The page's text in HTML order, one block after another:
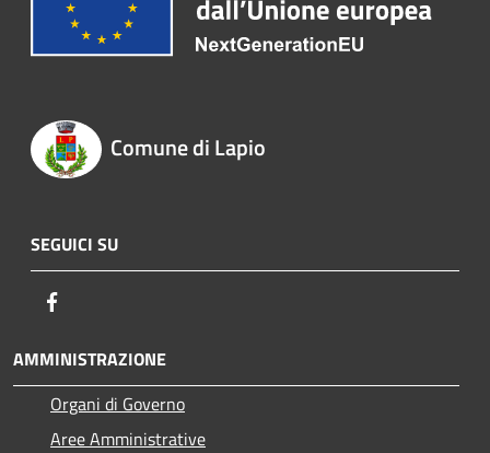
Comune di Lapio
SEGUICI SU
AMMINISTRAZIONE
Organi di Governo
Aree Amministrative